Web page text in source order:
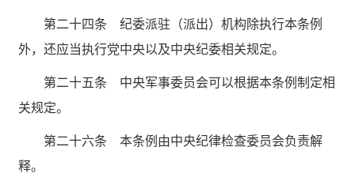
第二十四条 纪委派驻（派出）机构除执行本条例
外，还应当执行党中央以及中央纪委相关规定。
第二十五条 中央军事委员会可以根据本条例制定相
关规定。
第二十六条 本条例由中央纪律检查委员会负责解
释。